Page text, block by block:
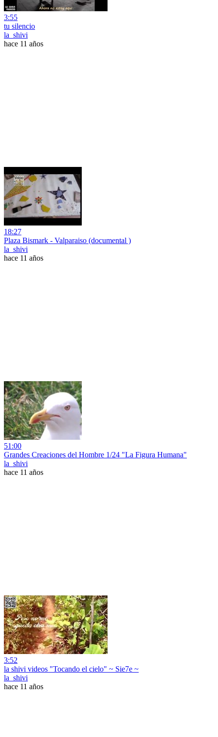
3:55
tu silencio
la_shivi
hace 11 años
18:27
Plaza Bismark - Valparaiso (documental )
la_shivi
hace 11 años
51:00
Grandes Creaciones del Hombre 1/24 "La Figura Humana"
la_shivi
hace 11 años
3:52
la shivi videos "Tocando el cielo" ~ Sie7e ~
la_shivi
hace 11 años